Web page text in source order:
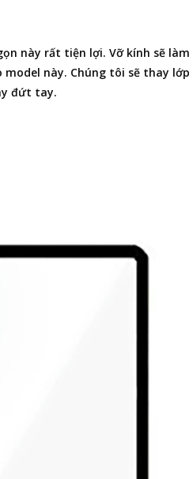
này rất tiện lợi. Vỡ kính sẽ
model này. Chúng tôi sẽ thay
đứt tay.